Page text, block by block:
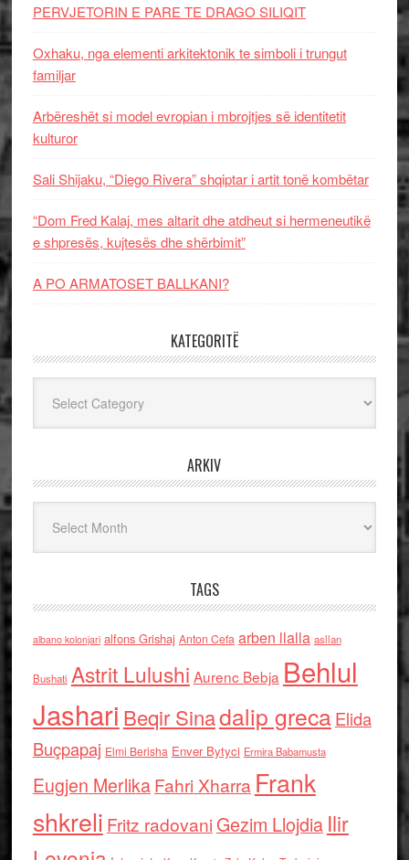
PERVJETORIN E PARE TE DRAGO SILIQIT
Oxhaku, nga elementi arkitektonik te simboli i trungut
familjar
Arbëreshët si model evropian i mbrojtjes së identitetit
kulturor
Sali Shijaku, “Diego Rivera” shqiptar i artit tonë kombëtar
“Dom Fred Kalaj, mes altarit dhe atdheut si hermeneutikë
e shpresës, kujtesës dhe shërbimit”
A PO ARMATOSET BALLKANI?
KATEGORITË
ARKIV
TAGS
albano kolonjari alfons Grishaj Anton Cefa arben llalla asllan
Bushati Astrit Lulushi Aurenc Bebja Behlul
Jashari Beqir Sinadalip grecaElida
Buçpapaj Elmi Berisha Enver Bytyci Ermira Babamusta
Eugjen MerlikaFahri Xharra Frank
shkreli Fritz radovaniGezim Llojdia Ilir